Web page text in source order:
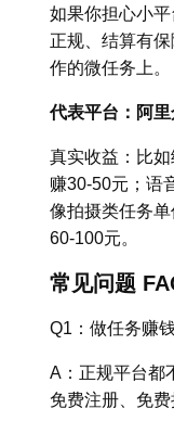
如果你担心小
正规、结算有
作的微任务上。
代表平台：阿
真实收益：比
赚30-50元；语
像拍摄类任务
60-100元。
常见问题
Q1：做任务赚
A：正规平台都
免费注册、免